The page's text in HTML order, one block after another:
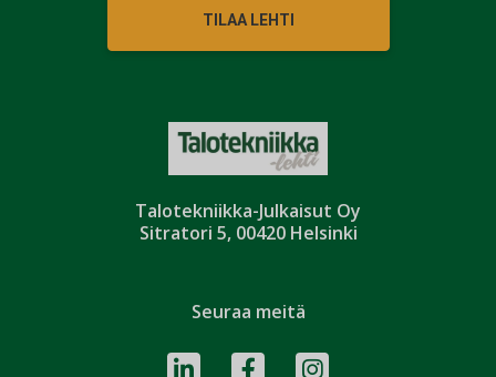
Talotekniikka-Julkaisut Oy
Sitratori 5, 00420 Helsinki
TILAA LEHTI
Seuraa meitä